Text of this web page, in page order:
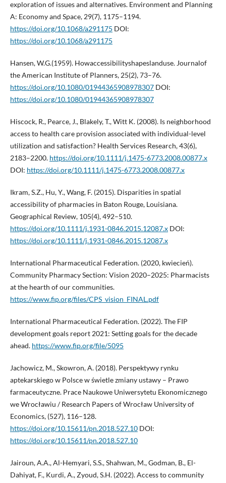
exploration of issues and alternatives. Environment and Planning
A: Economy and Space, 29(7), 1175–1194.
https://doi.org/10.1068/a291175 DOI:
https://doi.org/10.1068/a291175
Hansen, W.G.(1959). Howaccessibilityshapeslanduse. Journalof
the American Institute of Planners, 25(2), 73–76.
https://doi.org/10.1080/01944365908978307DOI:
https://doi.org/10.1080/01944365908978307
Hiscock, R., Pearce, J., Blakely, T., Witt K. (2008). Is neighborhood
access to health care provision associated with individual-level
utilization and satisfaction? Health Services Research, 43(6),
2183–2200. https://doi.org/10.1111/j.1475-6773.2008.00877.x
DOI: https://doi.org/10.1111/j.1475-6773.2008.00877.x
Ikram, S.Z., Hu, Y., Wang, F. (2015). Disparities in spatial
accessibility of pharmacies in Baton Rouge, Louisiana.
Geographical Review, 105(4), 492–510.
https://doi.org/10.1111/j.1931-0846.2015.12087.xDOI:
https://doi.org/10.1111/j.1931-0846.2015.12087.x
International Pharmaceutical Federation. (2020, kwiecień).
Community Pharmacy Section: Vision 2020–2025: Pharmacists
at the hearth of our communities.
https://www.fip.org/files/CPS_vision_FINAL.pdf
International Pharmaceutical Federation. (2022). The FIP
development goals report 2021: Setting goals for the decade
ahead. https://www.fip.org/file/5095
Jachowicz, M., Skowron, A. (2018). Perspektywy rynku
aptekarskiego w Polsce w świetle zmiany ustawy – Prawo
farmaceutyczne. Prace Naukowe Uniwersytetu Ekonomicznego
we Wrocławiu / Research Papers of Wrocław University of
Economics, (527), 116–128.
https://doi.org/10.15611/pn.2018.527.10DOI:
https://doi.org/10.15611/pn.2018.527.10
Jairoun, A.A., Al-Hemyari, S.S., Shahwan, M., Godman, B., El-
Dahiyat, F., Kurdi, A., Zyoud, S.H. (2022). Access to community